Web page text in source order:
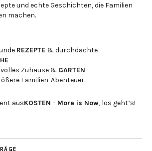
und echte Geschichten, die Familien
machen.
REZEPTE & durchdachte
volles Zuhause & GARTEN
Familien-Abenteuer
ausKOSTEN – More is Now, los geht’s!